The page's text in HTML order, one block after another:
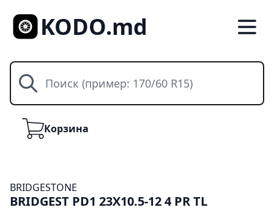
KODO.md
Поиск
КорзинаКорзина
BRIDGESTONE
BRIDGEST PD1 23X10.5-12 4 PR TL